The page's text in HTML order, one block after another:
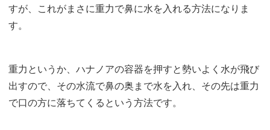
すが、これがまさに重力で鼻に水を入れる方法になりま
す。
重力というか、ハナノアの容器を押すと勢いよく水が飛び
出すので、その水流で鼻の奥まで水を入れ、その先は重力
で口の方に落ちてくるという方法です。